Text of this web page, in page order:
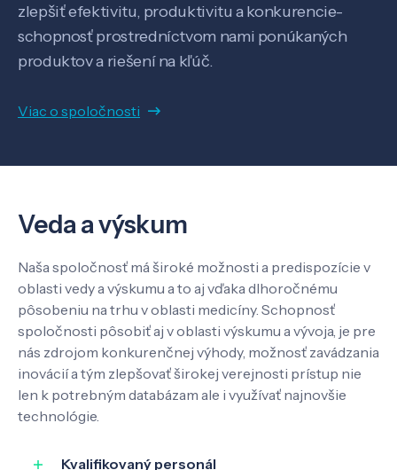
Veda a výskum
Pôsobenie
Know-how
zlepšiť efektivitu, produktivitu a konkurencie-
schopnosť prostredníctvom nami ponúkaných
produktov a riešení na kľúč.
Viac o spoločnosti
Veda a výskum
Naša spoločnosť má široké možnosti a predispozície v
oblasti vedy a výskumu a to aj vďaka dlhoročnému
pôsobeniu na trhu v oblasti medicíny. Schopnosť
spoločnosti pôsobiť aj v oblasti výskumu a vývoja, je pre
nás zdrojom konkurenčnej výhody, možnosť zavádzania
inovácií a tým zlepšovať širokej verejnosti prístup nie
len k potrebným databázam ale i využívať najnovšie
technológie.
Kvalifikovaný personál